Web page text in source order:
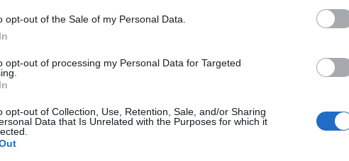
opt-out of the Sale of my Personal Data.
opt-out of processing my Personal Data for Targeted
opt-out of Collection, Use, Retention, Sale, and/or Sharing
Data that Is Unrelated with the Purposes for which it
de Minuit), l’historien Pierre Vidal-Naquet a
déterminer le rôle de la magistrature, de l’armée,
pas d’abord comment l’État a réagi face
comment il a été informé par ceux dont le
ces informations, et comment il a relayé ces